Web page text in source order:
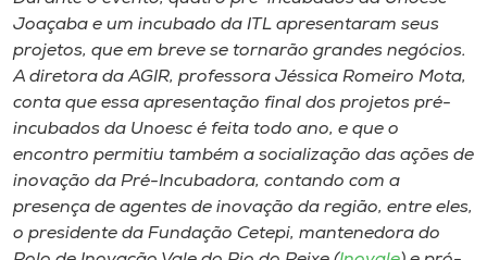
Joaçaba e um incubado da ITL apresentaram seus
projetos, que em breve se tornarão grandes negócios.
A diretora da AGIR, professora Jéssica Romeiro Mota,
conta que essa apresentação final dos projetos pré-
incubados da Unoesc é feita todo ano, e que o
encontro permitiu também a socialização das ações de
inovação da Pré-Incubadora, contando com a
presença de agentes de inovação da região, entre eles,
o presidente da Fundação Cetepi, mantenedora do